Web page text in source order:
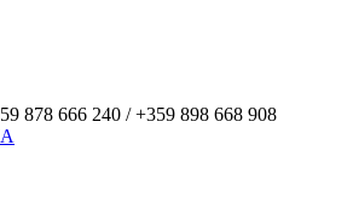
878 666 240 / +359 898 668 908